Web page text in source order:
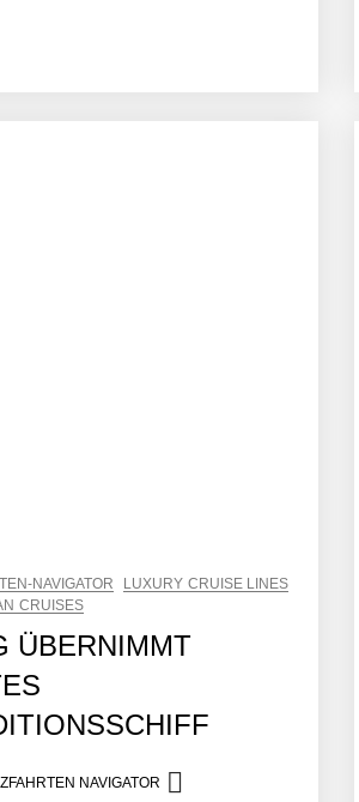
NAVIGATOR
LUXURY CRUISE LINES
CRUISES
ÜBERNIMMT
NAVIGATOR